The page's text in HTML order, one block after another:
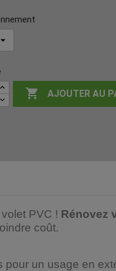
 AJOUTER AU
PVC ! Rénovez
coût.
pour un usage en